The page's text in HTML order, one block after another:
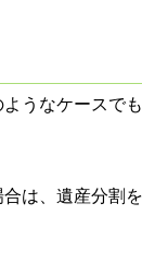
うなケースで
は、遺産分割